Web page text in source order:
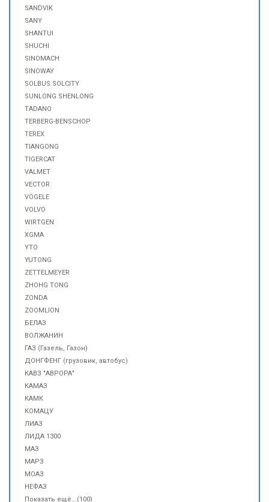
SANDVIK
SANY
SHANTUI
SHUCHI
SINOMACH
SINOWAY
SOLBUS SOLCITY
SUNLONG SHENLONG
TADANO
TERBERG-BENSCHOP
TEREX
TIANGONG
TIGERCAT
VALMET
VECTOR
VÖGELE
VOLVO
WIRTGEN
XGMA
YTO
YUTONG
ZETTELMEYER
ZHOHG TONG
ZONDA
ZOOMLION
БЕЛАЗ
ВОЛЖАНИН
ГАЗ (Газель, Газон)
ДОНГФЕНГ (грузовик, автобус)
КАВЗ "АВРОРА"
КАМАЗ
КАМК
КОМАЦУ
ЛИАЗ
ЛИДА 1300
МАЗ
МАРЗ
МОАЗ
НЕФАЗ
Показать ещё...(100)